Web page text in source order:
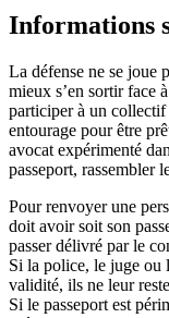
Informations
La défense ne se joue
mieux s’en sortir face
participer à un collectif
entourage pour être
avocat expérimenté
passeport, rassembler
Pour renvoyer une
doit avoir soit son
passer délivré par le
Si la police, le juge ou
validité, ils ne leur
Si le passeport est